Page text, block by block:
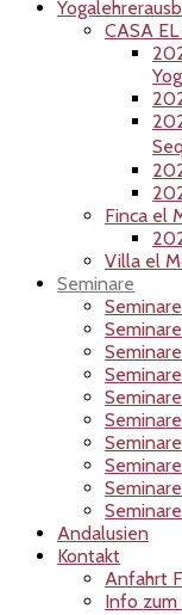
CASA
Finca el
Villa el
Seminare
Andalusien
Kontakt
Anfahrt
Info